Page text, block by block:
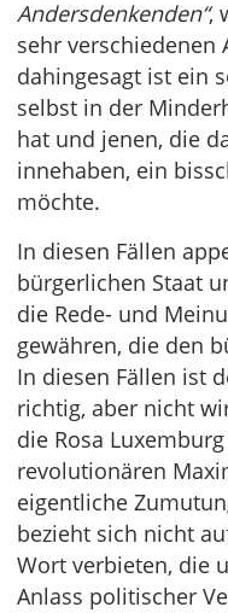
Andersdenkenden“,
sehr verschiedenen
dahingesagt ist ein
selbst in der
hat und jenen, die
innehaben, ein
möchte.
In diesen Fällen
bürgerlichen Staat
die Rede- und
gewähren, die den
In diesen Fällen ist
richtig, aber nicht
die Rosa
revolutionären
eigentliche
bezieht sich nicht
Wort verbieten, die
Anlass politischer